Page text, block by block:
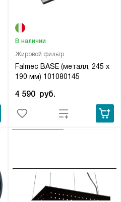
Жировой фильтр
Falmec BASE (металл, 245 х
190 мм) 101080145
В наличии
4 590 руб.